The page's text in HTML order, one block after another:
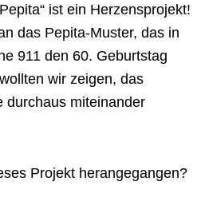
ist ein Herzensprojekt!
das Pepita-Muster, das in
911 den 60. Geburtstag
wir zeigen, das
durchaus miteinander
Projekt herangegangen?